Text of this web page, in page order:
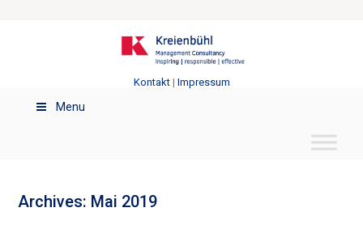
Kontakt| Impressum
Menu
Archives: Mai 2019